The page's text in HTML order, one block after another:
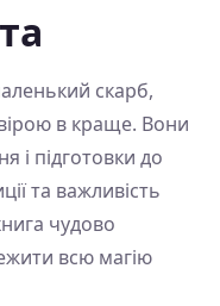
скарб,
в краще. Вони
і підготовки до
та важливість
чудово
всю магію